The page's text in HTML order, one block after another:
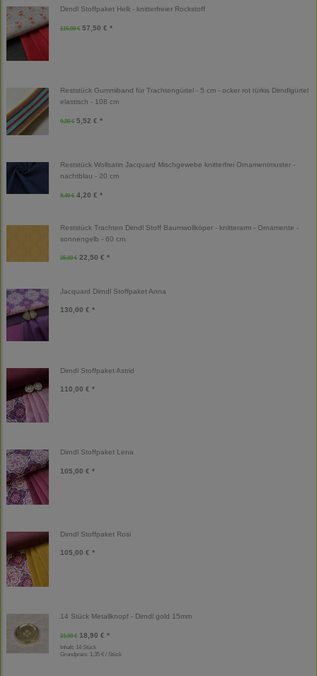
Dirndl Stoffpaket Helli - knitterfreier Rockstoff
115,00 € 57,50 € *
Reststück Gummiband für Trachtengürtel - 5 cm - ocker rot türkis Dirndlgürtel
elastisch - 108 cm
9,20 € 5,52 € *
Reststück Wollsatin Jacquard Mischgewebe knitterfrei Ornamentmuster -
nachtblau - 20 cm
8,40 € 4,20 € *
Reststück Trachten Dirndl Stoff Baumwollköper - knitterarm - Ornamente -
sonnengelb - 60 cm
25,00 € 22,50 € *
Jacquard Dirndl Stoffpaket Anna
130,00 € *
Dirndl Stoffpaket Astrid
110,00 € *
Dirndl Stoffpaket Lena
105,00 € *
Dirndl Stoffpaket Rosi
105,00 € *
14 Stück Metallknopf - Dirndl gold 15mm
21,00 € 18,90 € *
Inhalt: 14 Stück
Grundpreis: 1,35 € / Stück